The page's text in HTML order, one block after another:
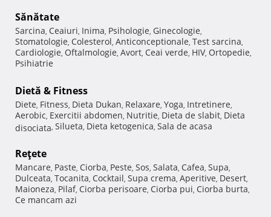
Sănătate
Sarcina, Ceaiuri, Inima, Psihologie, Ginecologie,
Stomatologie, Colesterol, Anticonceptionale, Test sarcina,
Cardiologie, Oftalmologie, Avort, Ceai verde, HIV, Ortopedie,
Psihiatrie
Dietă & Fitness
Diete, Fitness, Dieta Dukan, Relaxare, Yoga, Intretinere,
Aerobic, Exercitii abdomen, Nutritie, Dieta de slabit, Dieta
disociata, Silueta, Dieta ketogenica, Sala de acasa
Reţete
Mancare, Paste, Ciorba, Peste, Sos, Salata, Cafea, Supa,
Dulceata, Tocanita, Cocktail, Supa crema, Aperitive, Desert,
Maioneza, Pilaf, Ciorba perisoare, Ciorba pui, Ciorba burta,
Ce mancam azi